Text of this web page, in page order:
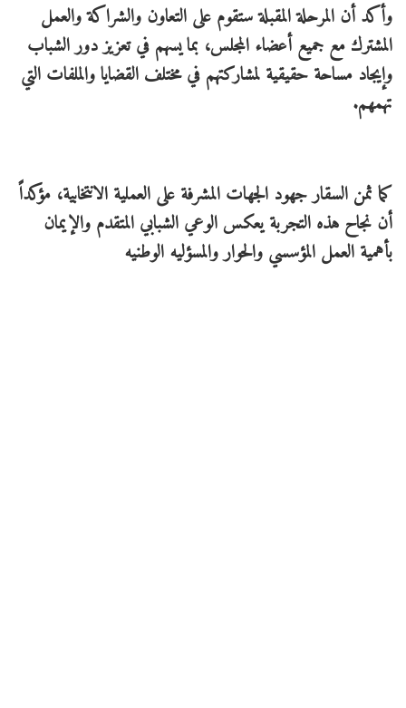
وأكد أن المرحلة المقبلة ستقوم على التعاون والشراكة والعمل
المشترك مع جميع أعضاء المجلس، بما يسهم في تعزيز دور الشباب
وإيجاد مساحة حقيقية لمشاركتهم في مختلف القضايا والملفات التي
تهمهم.
كما ثمن السقار جهود الجهات المشرفة على العملية الانتخابية، مؤكداً
أن نجاح هذه التجربة يعكس الوعي الشبابي المتقدم والإيمان
بأهمية العمل المؤسسي والحوار والمسؤليه الوطنيه